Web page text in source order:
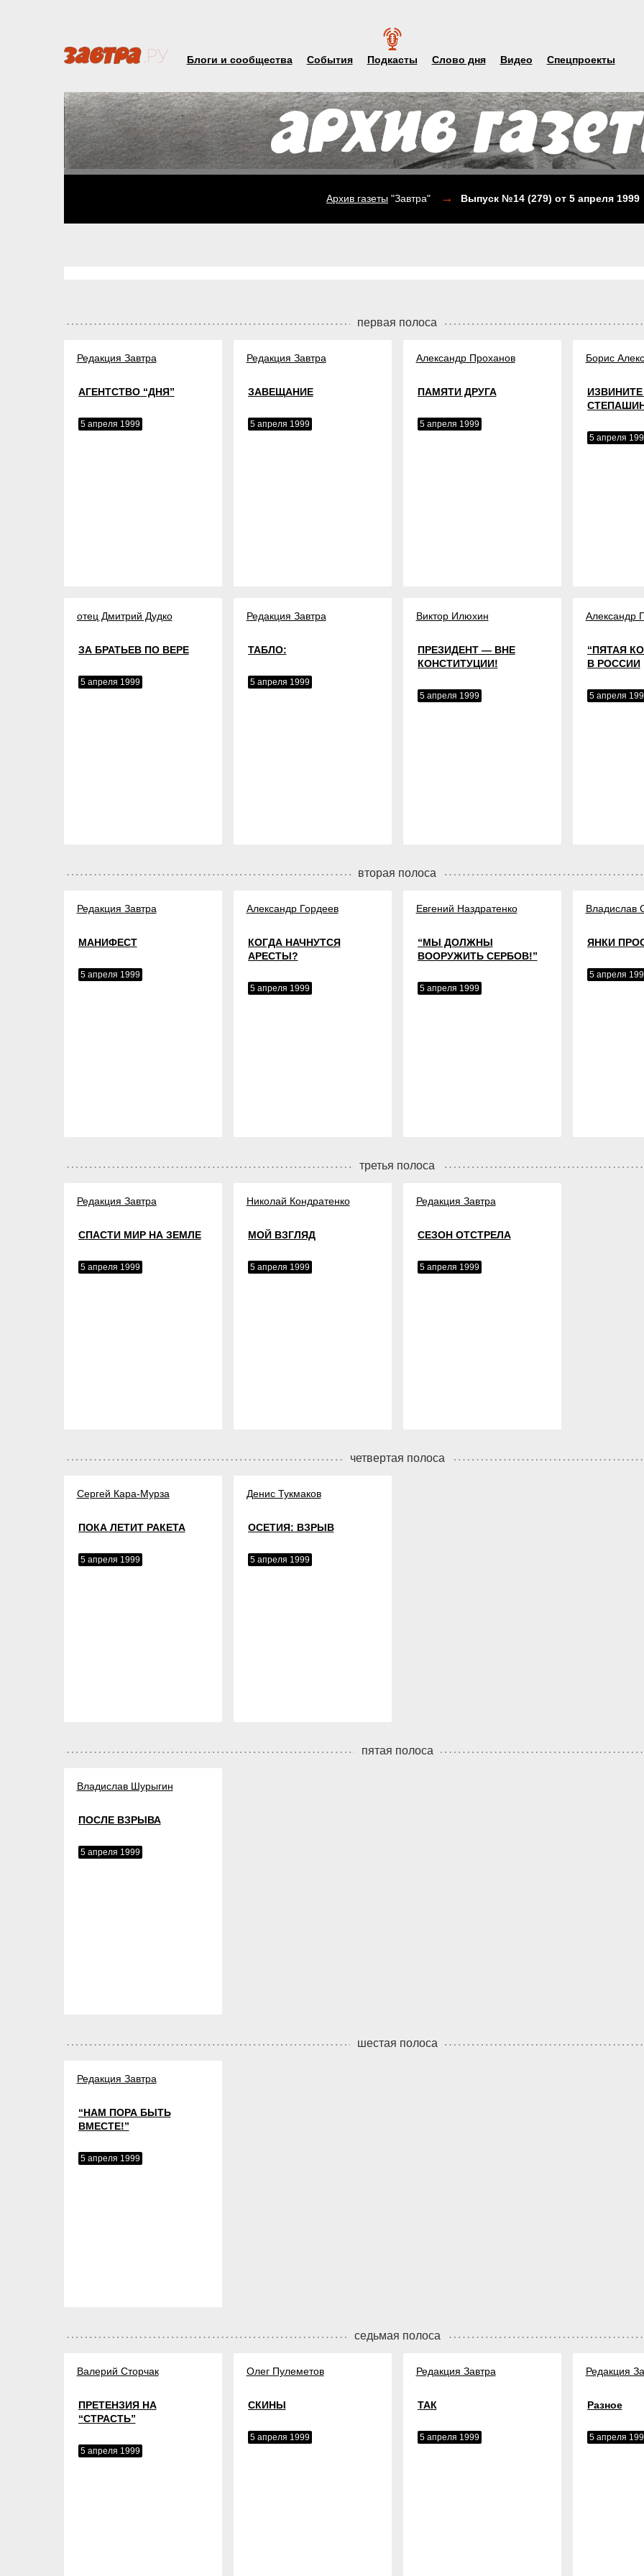
Блоги и сообщества События Подкасты Слово дня Видео Спецпроекты
Архив газеты"Завтра" → Выпуск №14 (279) от 5 апреля 1999
первая полоса
Редакция Завтра
АГЕНТСТВО “ДНЯ”
5 апреля 1999
Редакция Завтра
ЗАВЕЩАНИЕ
5 апреля 1999
Александр Проханов
ПАМЯТИ ДРУГА
5 апреля 1999
Борис
ИЗВИНИТЕ
5 апреля
отец Дмитрий Дудко
ЗА БРАТЬЕВ ПО ВЕРЕ
5 апреля 1999
Редакция Завтра
ТАБЛО:
5 апреля 1999
Виктор Илюхин
ПРЕЗИДЕНТ — ВНЕ
КОНСТИТУЦИИ!
5 апреля 1999
Александр
“ПЯТАЯ
В РОССИИ
5 апреля
вторая полоса
Редакция Завтра
МАНИФЕСТ
5 апреля 1999
Александр Гордеев
КОГДА НАЧНУТСЯ
АРЕСТЫ?
5 апреля 1999
Евгений Наздратенко
“МЫ ДОЛЖНЫ
ВООРУЖИТЬ СЕРБОВ!”
5 апреля 1999
Владислав
ЯНКИ
5 апреля
третья полоса
Редакция Завтра
СПАСТИ МИР НА ЗЕМЛЕ
5 апреля 1999
Николай Кондратенко
МОЙ ВЗГЛЯД
5 апреля 1999
Редакция Завтра
СЕЗОН ОТСТРЕЛА
5 апреля 1999
четвертая полоса
Сергей Кара-Мурза
ПОКА ЛЕТИТ РАКЕТА
5 апреля 1999
Денис Тукмаков
ОСЕТИЯ: ВЗРЫВ
5 апреля 1999
пятая полоса
Владислав Шурыгин
ПОСЛЕ ВЗРЫВА
5 апреля 1999
шестая полоса
Редакция Завтра
“НАМ ПОРА БЫТЬ
ВМЕСТЕ!”
5 апреля 1999
седьмая полоса
Валерий Сторчак
ПРЕТЕНЗИЯ НА
“СТРАСТЬ”
5 апреля 1999
Олег Пулеметов
СКИНЫ
5 апреля 1999
Редакция Завтра
ТАК
5 апреля 1999
Редакция
Разное
5 апреля